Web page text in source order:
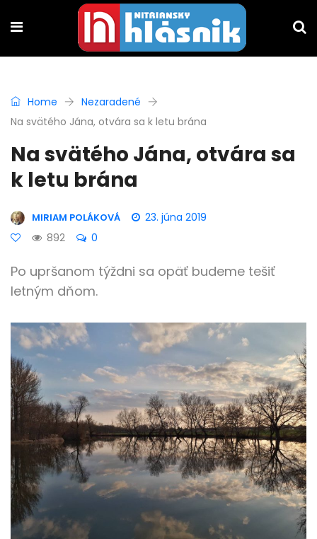
Home
Nezaradené
Na svätého Jána, otvára sa k letu brána
Na svätého Jána, otvára sa
k letu brána
MIRIAM POLÁKOVÁ
23. júna 2019
892
0
Po upršanom týždni sa opäť budeme tešiť
letným dňom.